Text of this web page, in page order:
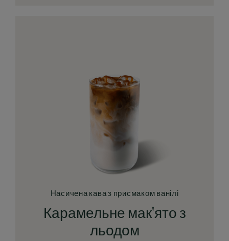
Карамельне мак'ято з
льодом
Насичена кава з присмаком ванілі​